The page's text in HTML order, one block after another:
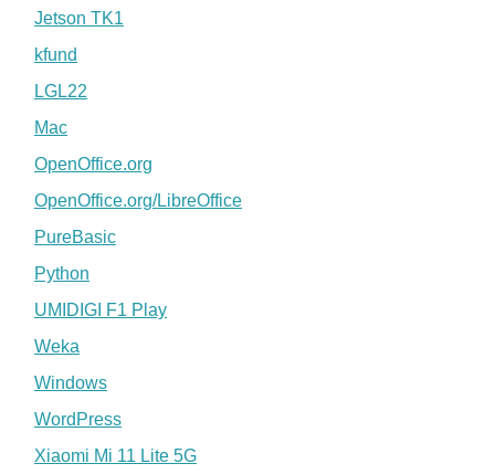
Jetson TK1
kfund
LGL22
Mac
OpenOffice.org
OpenOffice.org/LibreOffice
PureBasic
Python
UMIDIGI F1 Play
Weka
Windows
WordPress
Xiaomi Mi 11 Lite 5G